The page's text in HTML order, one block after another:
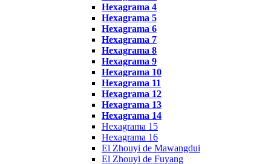
Hexagrama 4
Hexagrama 5
Hexagrama 6
Hexagrama 7
Hexagrama 8
Hexagrama 9
Hexagrama 10
Hexagrama 11
Hexagrama 12
Hexagrama 13
Hexagrama 14
Hexagrama 15
Hexagrama 16
El Zhouyi de Mawangdui
El Zhouyi de Fuyang